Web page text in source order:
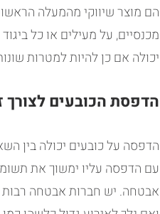
הם מוצר שיווקי מהמעלה
מכנסיים, על מעילים או כל
יכולה אם כן להיות למטרות
הדפסת הכובעים לצורך
הדפסה על כובעים יכולה בין
עם הדפסה עליו ימשוך את
אבטחה. יש חברות אבטחה רבות